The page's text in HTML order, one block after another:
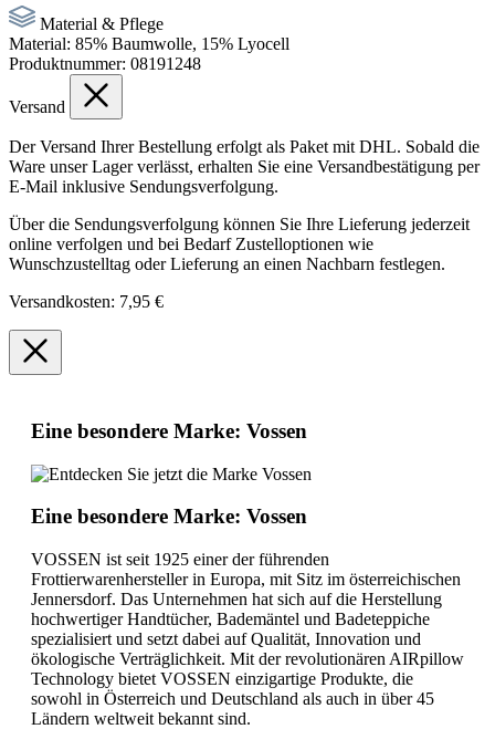
Material & Pflege
Material: 85% Baumwolle, 15% Lyocell
Produktnummer: 08191248
Versand
Der Versand Ihrer Bestellung erfolgt als Paket mit DHL. Sobald die
Ware unser Lager verlässt, erhalten Sie eine Versandbestätigung per
E-Mail inklusive Sendungsverfolgung.
Über die Sendungsverfolgung können Sie Ihre Lieferung jederzeit
online verfolgen und bei Bedarf Zustelloptionen wie
Wunschzustelltag oder Lieferung an einen Nachbarn festlegen.
Versandkosten: 7,95 €
Eine besondere Marke: Vossen
Eine besondere Marke: Vossen
VOSSEN ist seit 1925 einer der führenden
Frottierwarenhersteller in Europa, mit Sitz im österreichischen
Jennersdorf. Das Unternehmen hat sich auf die Herstellung
hochwertiger Handtücher, Bademäntel und Badeteppiche
spezialisiert und setzt dabei auf Qualität, Innovation und
ökologische Verträglichkeit. Mit der revolutionären AIRpillow
Technology bietet VOSSEN einzigartige Produkte, die
sowohl in Österreich und Deutschland als auch in über 45
Ländern weltweit bekannt sind.